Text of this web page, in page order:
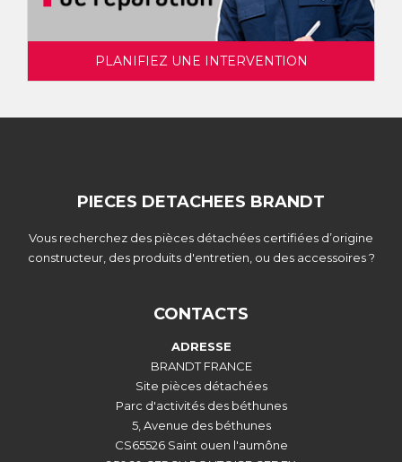
PLANIFIEZ UNE INTERVENTION
PIECES DETACHEES BRANDT
Vous recherchez des pièces détachées certifiées d’origine
constructeur, des produits d'entretien, ou des accessoires ?
CONTACTS
ADRESSE
BRANDT FRANCE
Site pièces détachées
Parc d'activités des béthunes
5, Avenue des béthunes
CS65526 Saint ouen l'aumône